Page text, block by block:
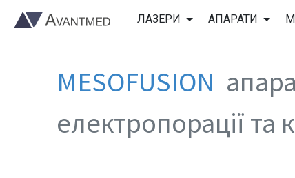
ЛАЗЕРИ АПАРАТИ
MESOFUSION
електропорації та